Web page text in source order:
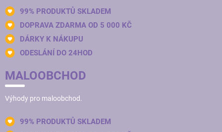
99% PRODUKTŮ SKLADEM
DOPRAVA ZDARMA OD 5 000 KČ
DÁRKY K NÁKUPU
ODESLÁNÍ DO 24HOD
MALOOBCHOD
Výhody pro maloobchod.
99% PRODUKTŮ SKLADEM